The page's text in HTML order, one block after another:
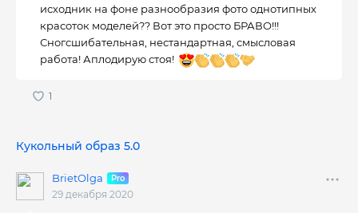
исходник на фоне разнообразия фото однотипных
красоток моделей?? Вот это просто БРАВО!!!
Сногсшибательная, нестандартная, смысловая
работа! Аплодирую стоя!
Кукольный образ 5.0
BrietOlga
29 декабря 2020